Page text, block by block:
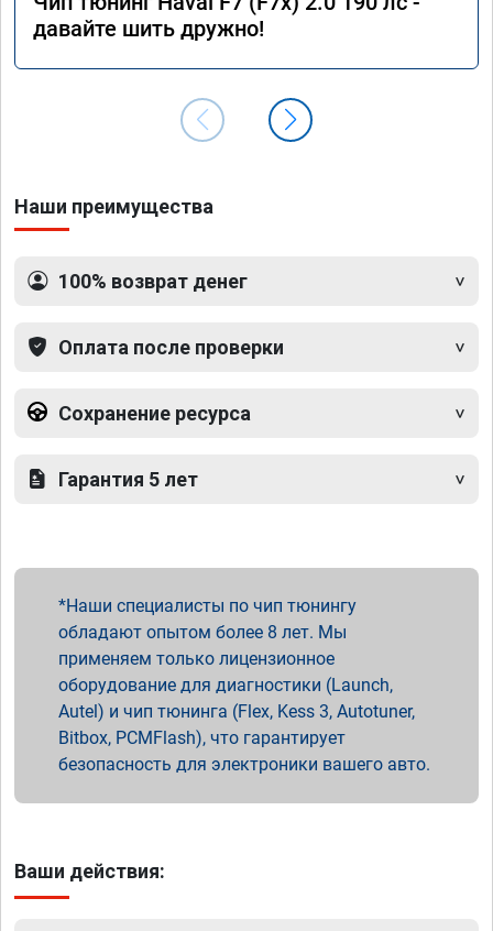
давайте шить дружно!
Наши преимущества
100% возврат денег
Оплата после проверки
Сохранение ресурса
Гарантия 5 лет
Наши специалисты по чип тюнингу
обладают опытом более 8 лет. Мы
применяем только лицензионное
оборудование для диагностики (Launch,
Autel) и чип тюнинга (Flex, Kess 3, Autotuner,
Bitbox, PCMFlash), что гарантирует
безопасность для электроники вашего авто.
Ваши действия: